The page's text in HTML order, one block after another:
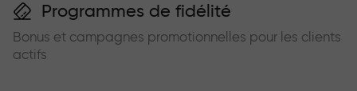
Programmes de fidélité
Bonus et campagnes promotionnelles pour les clients
actifs